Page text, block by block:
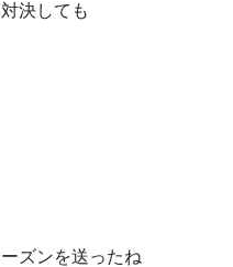
決しても
ズンを送ったね